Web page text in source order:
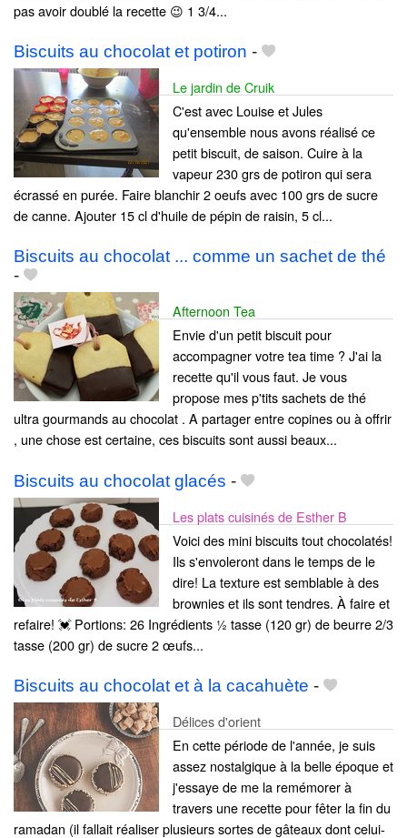
pas avoir doublé la recette 😉 1 3/4...
Biscuits au chocolat et potiron -
Le jardin de Cruik
C'est avec Louise et Jules
qu'ensemble nous avons réalisé ce
petit biscuit, de saison. Cuire à la
vapeur 230 grs de potiron qui sera
écrassé en purée. Faire blanchir 2 oeufs avec 100 grs de sucre
de canne. Ajouter 15 cl d'huile de pépin de raisin, 5 cl...
Biscuits au chocolat ... comme un sachet de thé
-
Afternoon Tea
Envie d'un petit biscuit pour
accompagner votre tea time ? J'ai la
recette qu'il vous faut. Je vous
propose mes p'tits sachets de thé
ultra gourmands au chocolat . A partager entre copines ou à offrir
, une chose est certaine, ces biscuits sont aussi beaux...
Biscuits au chocolat glacés -
Les plats cuisinés de Esther B
Voici des mini biscuits tout chocolatés!
Ils s'envoleront dans le temps de le
dire! La texture est semblable à des
brownies et ils sont tendres. À faire et
refaire! 💓 Portions: 26 Ingrédients ½ tasse (120 gr) de beurre 2/3
tasse (200 gr) de sucre 2 œufs...
Biscuits au chocolat et à la cacahuète -
Délices d'orient
En cette période de l'année, je suis
assez nostalgique à la belle époque et
j'essaye de me la remémorer à
travers une recette pour fêter la fin du
ramadan (il fallait réaliser plusieurs sortes de gâteaux dont celui-